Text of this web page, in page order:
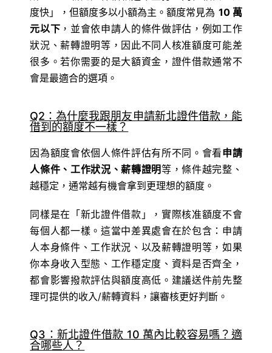
度快」，但額度多以小額為主。額度常見為 10 萬
元以下 ，並會依申請人的條件做評估，例如工作
狀況、薪轉證明等，因此不同人核准額度可能差
很多。若你需要的是大額資金，證件借款通常不
會是最適合的選項。
Q2：為什麼我跟朋友申請新北證件借款，能
借到的額度不一樣？
因為額度會依個人條件評估有所不同。會看申請
人條件、工作狀況、薪轉證明等，條件越完整、
越穩定，通常越有機會拿到更理想的額度。
同樣是在「新北證件借款」，實際核准額度不會
每個人都一樣。這當中差異處會在於包含：申請
人本身條件、工作狀況、以及薪轉證明等，如果
你本身收入型態、工作穩定度、資料是否齊全，
都會影響撥款評估與額度高低。建議送件前先整
理可提供的收入/薪轉資料，讓審核更好判斷。
Q3：新北證件借款 10 萬內比較容易嗎？適
合哪些人？